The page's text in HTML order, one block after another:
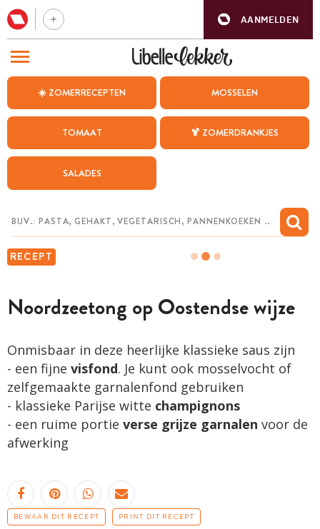
AANMELDEN
☀️ ZOMERRECEPTEN MOSSELEN
TOMAAT 🍹 ZOMERDRANKJES
SALADES
RECEPT
Noordzeetong op Oostendse wijze
Onmisbaar in deze heerlijke klassieke saus zijn
- een fijne visfond. Je kunt ook mosselvocht of
zelfgemaakte garnalenfond gebruiken
- klassieke Parijse witte champignons
- een ruime portie verse grijze garnalen voor de
afwerking
BEWAAR DIT RECEPT PRINT DIT RECEPT
BEZOEK ONZE ANDERE WEBSITES
WEEKMENU
CHAT MET MAIA
MIJN BEWAARDE RECEPTEN